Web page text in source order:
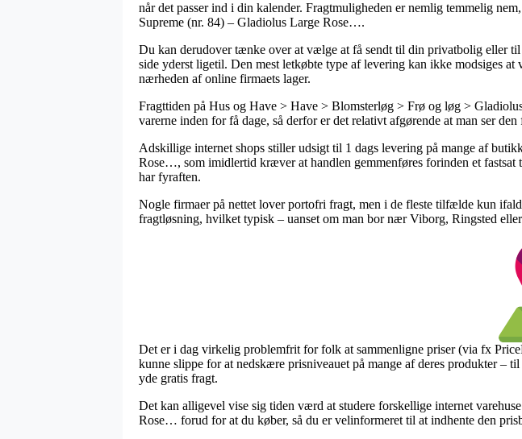
når det passer ind i din kalender. Fragtmuligheden er nemlig temmelig
Supreme (nr. 84) – Gladiolus Large Rose….
Du kan derudover tænke over at vælge at få sendt til din privatbolig eller
side yderst ligetil. Den mest letkøbte type af levering kan ikke modsiges
nærheden af online firmaets lager.
Fragttiden på Hus og Have > Have > Blomsterløg > Frø og løg >
varerne inden for få dage, så derfor er det relativt afgørende at man ser
Adskillige internet shops stiller udsigt til 1 dags levering på mange af
Rose…, som imidlertid kræver at handlen gemmenføres forinden et
har fyraften.
Nogle firmaer på nettet lover portofri fragt, men i de fleste tilfælde kun
fragtløsning, hvilket typisk – uanset om man bor nær Viborg, Ringsted
Det er i dag virkelig problemfrit for folk at sammenligne priser (via fx
kunne slippe for at nedskære prisniveauet på mange af deres produkter –
yde gratis fragt.
Det kan alligevel vise sig tiden værd at studere forskellige internet
Rose… forud for at du køber, så du er velinformeret til at indhente den